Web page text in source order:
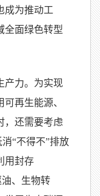
成为推动工
全面绿色转型
产力。为实现
再生能源、
，还需要考虑
“不得不”排放
用封存
油、生物转